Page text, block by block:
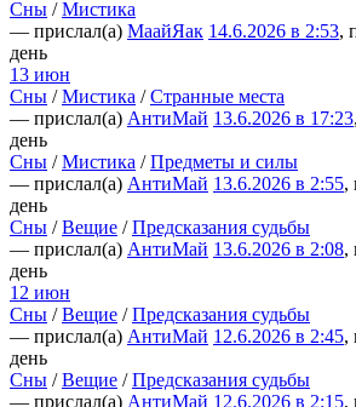
Сны /Мистика
— прислал(а) МаайЯак 14.6.2026 в 2:53,
день
13 июн
Сны /Мистика /Странные места
— прислал(а) АнтиМай 13.6.2026 в 17:23
день
Сны /Мистика /Предметы и силы
— прислал(а) АнтиМай 13.6.2026 в 2:55,
день
Сны /Вещие /Предсказания судьбы
— прислал(а) АнтиМай 13.6.2026 в 2:08,
день
12 июн
Сны /Вещие /Предсказания судьбы
— прислал(а) АнтиМай 12.6.2026 в 2:45,
день
Сны /Вещие /Предсказания судьбы
— прислал(а) АнтиМай 12.6.2026 в 2:15,